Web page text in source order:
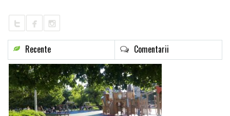
Recente Comentarii